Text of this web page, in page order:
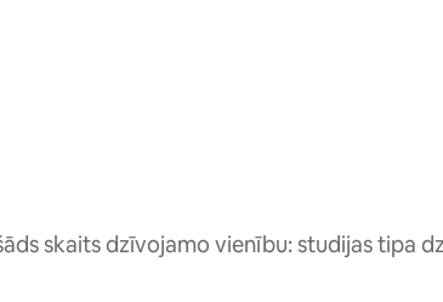
skaits dzīvojamo vienību: studijas tipa